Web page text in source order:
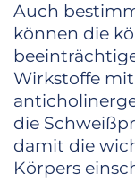
Auch
können die
Wirkstoffe
die
damit die
Körpers